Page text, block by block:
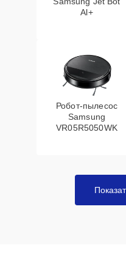
Al+
Робот-пылесос
Samsung
VR05R5050WK